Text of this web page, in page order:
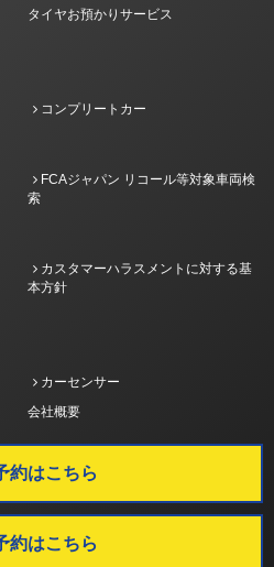
タイヤお預かりサービス
コンプリートカー
FCAジャパン リコール等対象車両検
索
カスタマーハラスメントに対する基
本方針
カーセンサー
会社概要
約はこちら
約はこちら